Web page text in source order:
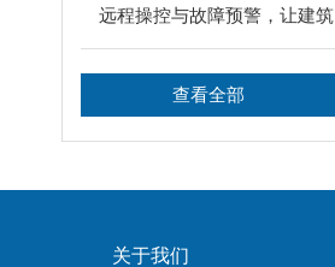
远程操控与故障预警，让建筑
管理告别繁琐更高效
查看全部
关于我们